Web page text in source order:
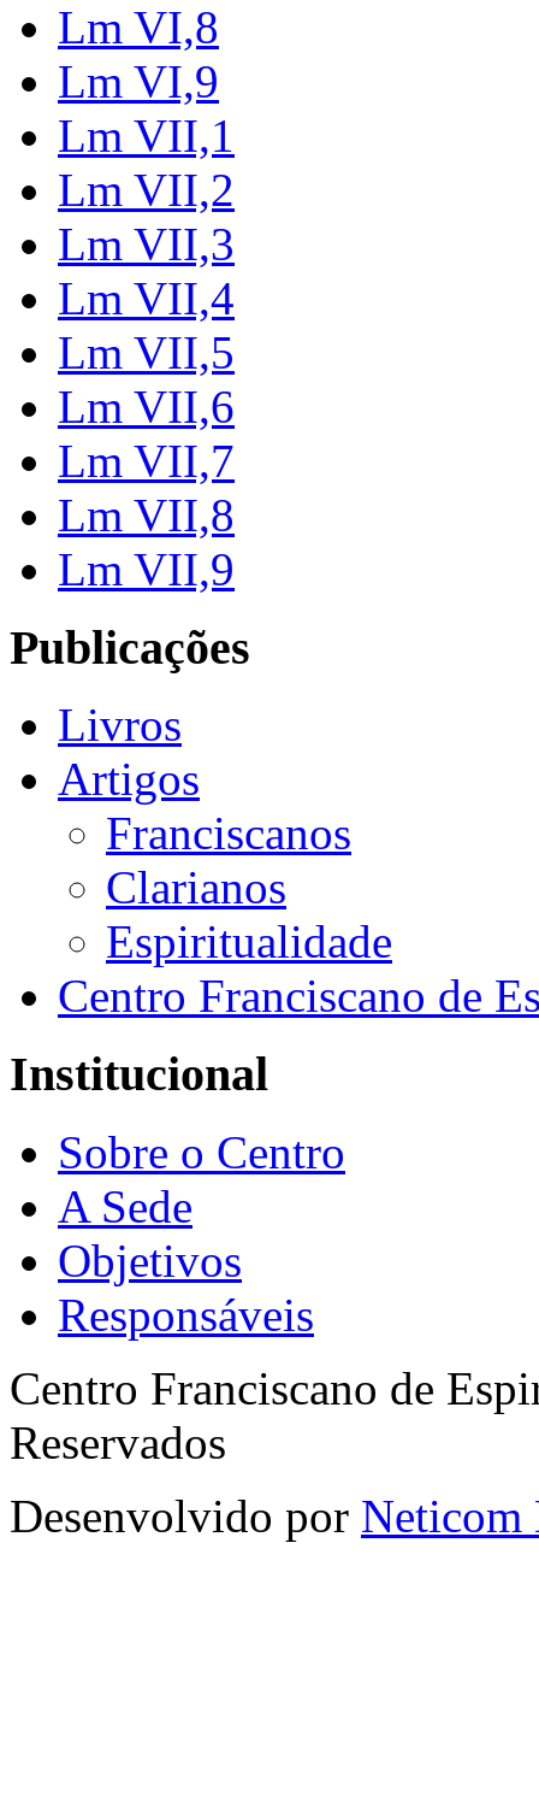
Lm VI,8
Lm VI,9
Lm VII,1
Lm VII,2
Lm VII,3
Lm VII,4
Lm VII,5
Lm VII,6
Lm VII,7
Lm VII,8
Lm VII,9
Publicações
Livros
Artigos
Franciscanos
Clarianos
Espiritualidade
Centro Franciscano de
Institucional
Sobre o Centro
A Sede
Objetivos
Responsáveis
Centro Franciscano de
Reservados
Desenvolvido por Neticom